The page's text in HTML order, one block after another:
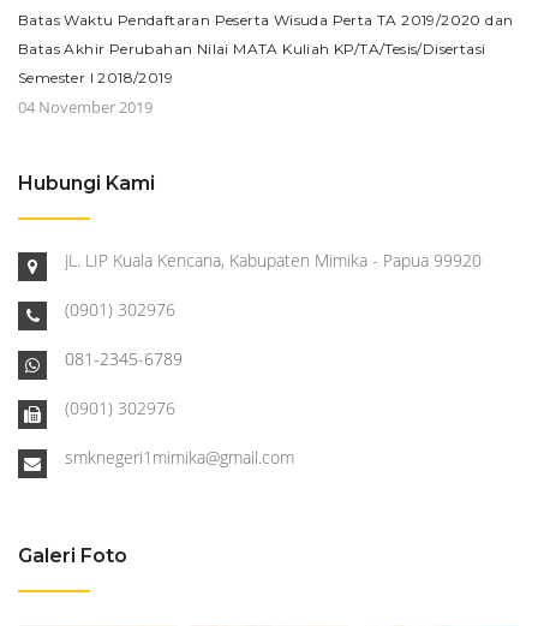
Batas Waktu Pendaftaran Peserta Wisuda Perta TA 2019/2020 dan
Batas Akhir Perubahan Nilai MATA Kuliah KP/TA/Tesis/Disertasi
Semester I 2018/2019
04 November 2019
Hubungi Kami
JL. LIP Kuala Kencana, Kabupaten Mimika - Papua 99920
(0901) 302976
081-2345-6789
(0901) 302976
smknegeri1mimika@gmail.com
Galeri Foto